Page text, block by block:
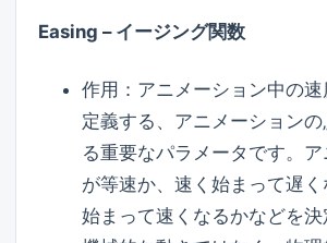
Easing – イージング関数
作用：アニメーション中の
定義する、アニメーションの
る重要なパラメータです。
が等速か、速く始まって遅く
始まって速くなるかなどを